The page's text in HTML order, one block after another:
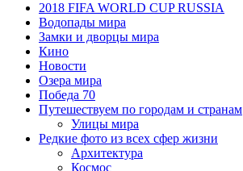
2018 FIFA WORLD CUP RUSSIA
Водопады мира
Замки и дворцы мира
Кино
Новости
Озера мира
Победа 70
Путешествуем по городам и странам
Улицы мира
Редкие фото из всех сфер жизни
Архитектура
Космос